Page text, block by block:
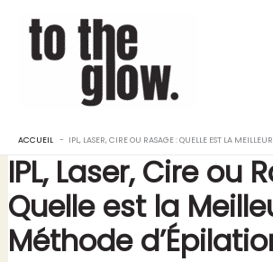
contenu
ACCUEIL IPL, LASER, CIRE OU RASAGE : QUELLE EST LA
IPL, Laser, Cire ou
Quelle est la
Méthode